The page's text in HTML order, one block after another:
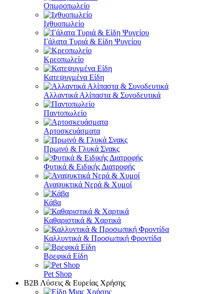
Οπωροπωλείο
Ιχθυοπωλείο
Γάλατα Τυριά & Είδη Ψυγείου
Κρεοπωλείο
Κατεψυγμένα Είδη
Αλλαντικά Αλίπαστα & Συνοδευτικά
Παντοπωλείο
Αρτοσκευάσματα
Πρωινό & Γλυκά Σνακς
Φυτικά & Ειδικής Διατροφής
Αναψυκτικά Νερά & Χυμοί
Κάβα
Καθαριστικά & Χαρτικά
Καλλυντικά & Προσωπική Φροντίδα
Βρεφικά Είδη
Pet Shop
Β2Β Λύσεις & Ευρείας Χρήσης